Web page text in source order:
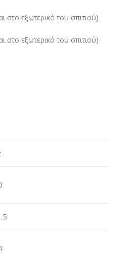
στο εξωτερικό του σπιτιού)
στο εξωτερικό του σπιτιού)